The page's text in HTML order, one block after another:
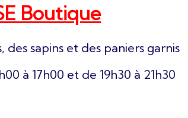
Boutique
sapins et des paniers garnis
à 17h00 et de 19h30 à 21h30